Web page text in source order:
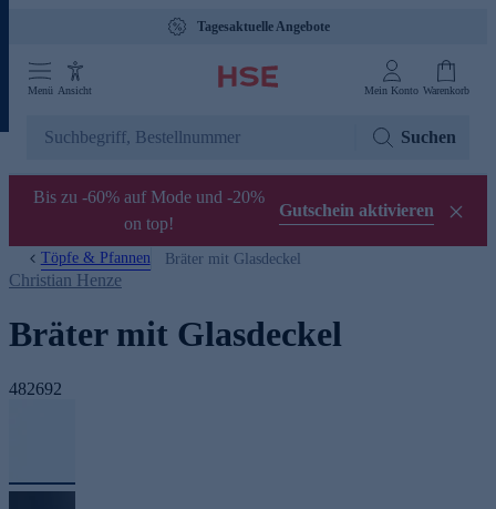
Tagesaktuelle Angebote
Menü Ansicht Mein Konto Warenkorb
Suchen
Bis zu -60% auf Mode und -20%
on top!
Gutschein aktivieren
Töpfe & Pfannen Bräter mit Glasdeckel
Christian Henze
Bräter mit Glasdeckel
482692